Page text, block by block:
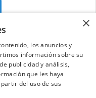
NextCaddy
Contacta
×
los anuncios y
información sobre su
publicidad y análisis,
que les haya
del uso de sus